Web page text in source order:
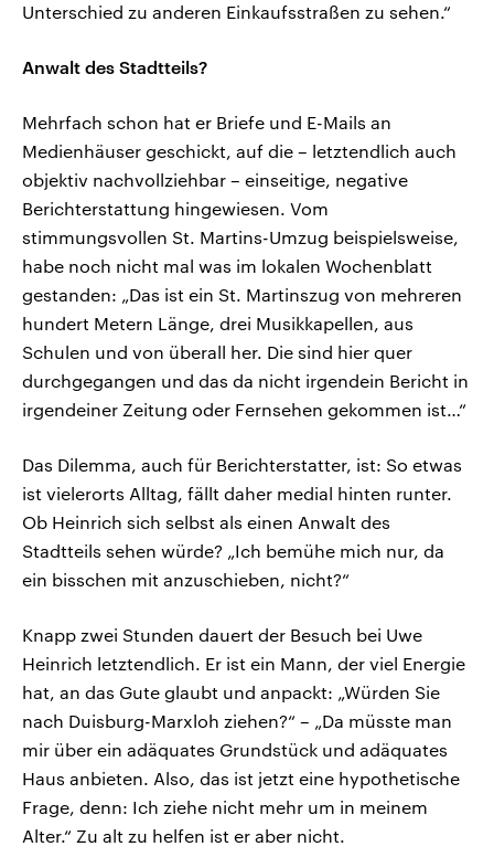
Unterschied zu anderen Einkaufsstraßen zu sehen.“
Anwalt des Stadtteils?
Mehrfach schon hat er Briefe und E-Mails an
Medienhäuser geschickt, auf die – letztendlich auch
objektiv nachvollziehbar – einseitige, negative
Berichterstattung hingewiesen. Vom
stimmungsvollen St. Martins-Umzug beispielsweise,
habe noch nicht mal was im lokalen Wochenblatt
gestanden: „Das ist ein St. Martinszug von mehreren
hundert Metern Länge, drei Musikkapellen, aus
Schulen und von überall her. Die sind hier quer
durchgegangen und das da nicht irgendein Bericht in
irgendeiner Zeitung oder Fernsehen gekommen ist…“
Das Dilemma, auch für Berichterstatter, ist: So etwas
ist vielerorts Alltag, fällt daher medial hinten runter.
Ob Heinrich sich selbst als einen Anwalt des
Stadtteils sehen würde? „Ich bemühe mich nur, da
ein bisschen mit anzuschieben, nicht?“
Knapp zwei Stunden dauert der Besuch bei Uwe
Heinrich letztendlich. Er ist ein Mann, der viel Energie
hat, an das Gute glaubt und anpackt: „Würden Sie
nach Duisburg-Marxloh ziehen?“ – „Da müsste man
mir über ein adäquates Grundstück und adäquates
Haus anbieten. Also, das ist jetzt eine hypothetische
Frage, denn: Ich ziehe nicht mehr um in meinem
Alter.“ Zu alt zu helfen ist er aber nicht.